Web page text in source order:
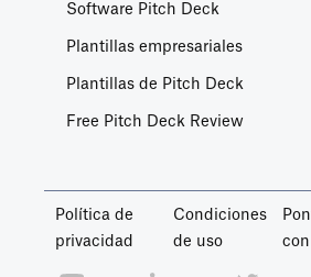
Software Pitch Deck
Plantillas empresariales
Plantillas de Pitch Deck
Free Pitch Deck Review
Política de
privacidad
Condiciones
de uso